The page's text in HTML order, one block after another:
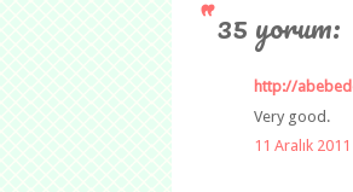
35 yorum:
http://
Very good.
11 Aralık